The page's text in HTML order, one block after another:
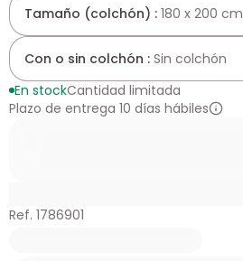
Tamaño (colchón) : 180 x 200 cm
Con o sin colchón : Sin colchón
En stockCantidad limitada
Plazo de entrega 10 días hábiles
Ref. 1786901